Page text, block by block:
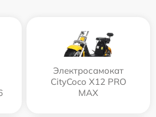
Электросамокат
CityCoco X12 PRO
MAX